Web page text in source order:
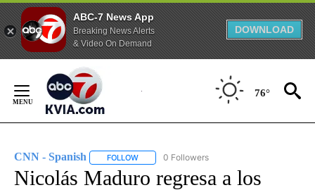
ABC-7 News App
Breaking News Alerts
& Video On Demand
DOWNLOAD
Content
76°
CNN - Spanish FOLLOW FOLLOW "CNN - SPANISH" TO RECEIVE
0 Followers
Nicolás Maduro regresa a los